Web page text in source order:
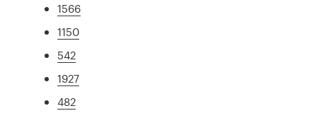
1566
1150
542
1927
482